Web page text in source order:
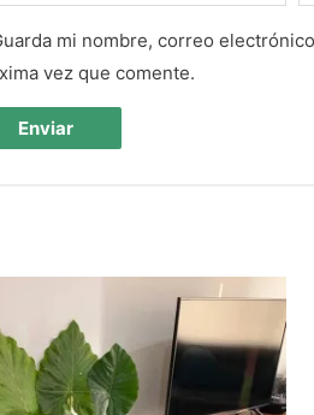
mi nombre, correo
vez que comente.